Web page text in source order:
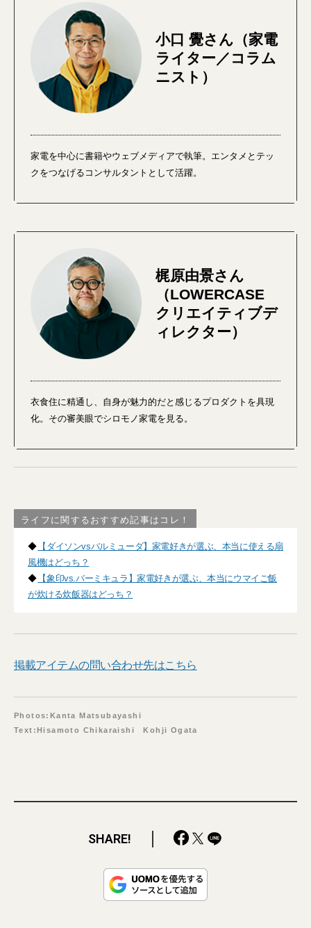
小口 覺さん（家電
ライター／コラム
ニスト）
家電を中心に書籍やウェブメディアで執筆。エンタメとテッ
クをつなげるコンサルタントとして活躍。
梶原由景さん
（LOWERCASE
クリエイティブデ
ィレクター）
衣食住に精通し、自身が魅力的だと感じるプロダクトを具現
化。その審美眼でシロモノ家電を見る。
ライフに関するおすすめ記事はコレ！
◆ 【ダイソンvsバルミューダ】家電好きが選ぶ、本当に使える扇
風機はどっち？
◆ 【象印vs.バーミキュラ】家電好きが選ぶ、本当にウマイご飯
が炊ける炊飯器はどっち？
掲載アイテムの問い合わせ先はこちら
Photos:Kanta Matsubayashi
Text:Hisamoto Chikaraishi Kohji Ogata
SHARE!